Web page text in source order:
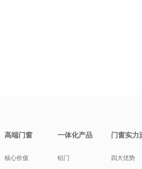
高端门窗
核心价值
一体化产品
铝门
门窗实力
四大优势